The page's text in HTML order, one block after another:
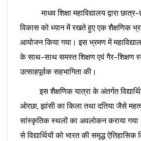
माधव शिक्षा महाविद्यालय द्वारा
विकास को ध्यान में रखते हुए एक शैक्षणिक
आयोजन किया गया। इस भ्रमण में
के साथ-साथ समस्त शिक्षण एवं गैर-शिक्षण
उत्साहपूर्वक सहभागिता की।
इस शैक्षणिक यात्रा के अंतर्गत
ओरछा, झांसी का किला तथा दतिया जैसे
सांस्कृतिक स्थलों का अवलोकन कराया
से विद्यार्थियों को भारत की समृद्ध ऐतिहासिक